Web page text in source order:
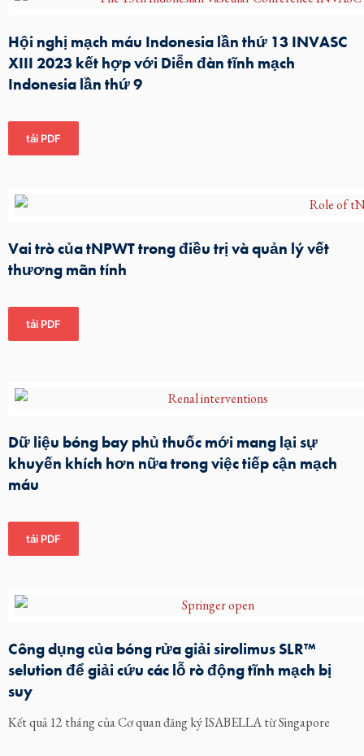
Hội nghị mạch máu Indonesia lần thứ 13 INVASC
XIII 2023 kết hợp với Diễn đàn tĩnh mạch
Indonesia lần thứ 9
tải PDF
Vai trò của tNPWT trong điều trị và quản lý vết
thương mãn tính
tải PDF
Dữ liệu bóng bay phủ thuốc mới mang lại sự
khuyến khích hơn nữa trong việc tiếp cận mạch
máu
tải PDF
Công dụng của bóng rửa giải sirolimus SLR™
selution để giải cứu các lỗ rò động tĩnh mạch bị
suy
Kết quả 12 tháng của Cơ quan đăng ký ISABELLA từ Singapore